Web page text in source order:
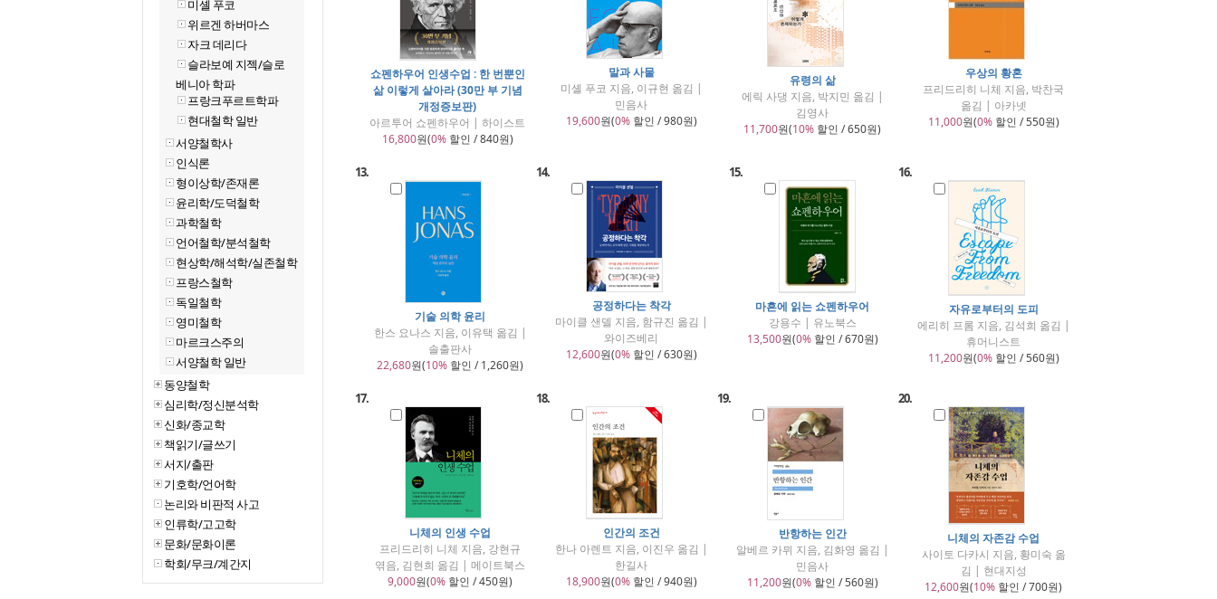
미셸 푸코
위르겐 하버마스
자크 데리다
슬라보예 지젝/슬로
베니아 학파
프랑크푸르트학파
현대철학 일반
서양철학사
인식론
형이상학/존재론
윤리학/도덕철학
과학철학
언어철학/분석철학
현상학/해석학/실존철학
프랑스철학
독일철학
영미철학
마르크스주의
서양철학 일반
동양철학
심리학/정신분석학
신화/종교학
책읽기/글쓰기
서지/출판
기호학/언어학
논리와 비판적 사고
인류학/고고학
문화/문화이론
학회/무크/계간지
쇼펜하우어 인생수업 : 한 번뿐인
삶 이렇게 살아라 (30만 부 기념
개정증보판)
아르투어 쇼펜하우어 | 하이스트
16,800원(0%할인 / 840원)
말과 사물
미셸 푸코 지음, 이규현 옮김 |
민음사
19,600원(0%할인 / 980원)
유령의 삶
에릭 사댕 지음, 박지민 옮김 |
김영사
11,700원(10% 할인 / 650원)
우상의 황혼
프리드리히 니체 지음, 박찬국
옮김 | 아카넷
11,000원(0%할인 / 550원)
13.
기술 의학 윤리
한스 요나스 지음, 이유택 옮김 |
솔출판사
22,680원(10% 할인 / 1,260원)
14.
공정하다는 착각
마이클 샌델 지음, 함규진 옮김 |
와이즈베리
12,600원(0%할인 / 630원)
15.
마흔에 읽는 쇼펜하우어
강용수 | 유노북스
13,500원(0%할인 / 670원)
16.
자유로부터의 도피
에리히 프롬 지음, 김석희 옮김 |
휴머니스트
11,200원(0%할인 / 560원)
17.
니체의 인생 수업
프리드리히 니체 지음, 강현규
엮음, 김현희 옮김 | 메이트북스
9,000원(0% 할인 / 450원)
18.
인간의 조건
한나 아렌트 지음, 이진우 옮김 |
한길사
18,900원(0%할인 / 940원)
19.
반항하는 인간
알베르 카뮈 지음, 김화영 옮김 |
민음사
11,200원(0%할인 / 560원)
20.
니체의 자존감 수업
사이토 다카시 지음, 황미숙 옮
김 | 현대지성
12,600원(10% 할인 / 700원)